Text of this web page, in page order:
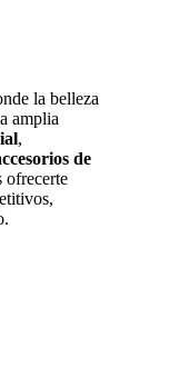
la belleza
amplia
,
de
ofrecerte